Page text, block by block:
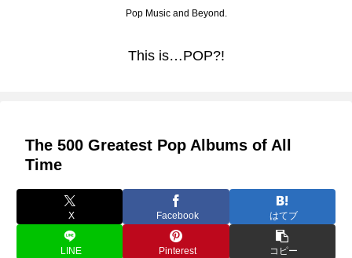
Pop Music and Beyond.
This is…POP?!
The 500 Greatest Pop Albums of All
Time
X Facebook はてブ
LINE Pinterest コピー